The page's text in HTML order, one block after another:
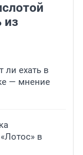
из
ли ехать в
— мнение
в